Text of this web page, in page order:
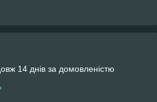
14 днів за домовленістю